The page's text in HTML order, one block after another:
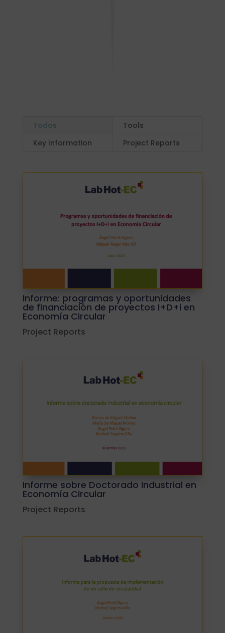
Todos
Tools
Key Information
Project Reports
Informe: programas y oportunidades
de financiación de proyectos I+D+i en
Economía Circular
Project Reports
Informe sobre Doctorado Industrial en
Economía Circular
Project Reports